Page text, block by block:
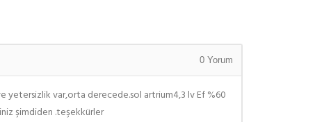
0 Yorum
yetersizlik var,orta derecede.sol artrium4,3 lv Ef %60
şimdiden .teşekkürler